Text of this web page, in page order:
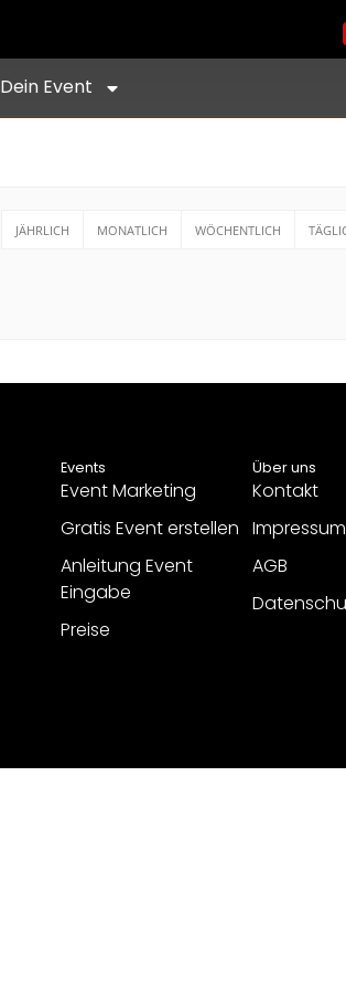
Dein Event
JÄHRLICH MONATLICH WÖCHENTLICH
Events
Event Marketing
Gratis Event erstellen
Anleitung Event
Eingabe
Preise
Über uns
Kontakt
Impressum
AGB